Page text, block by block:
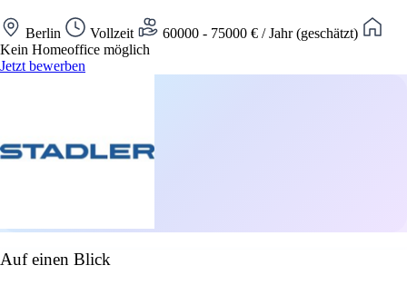
Berlin Vollzeit
60000 - 75000 € / Jahr (geschätzt)
Kein Homeoffice möglich
Jetzt bewerben
Auf einen Blick